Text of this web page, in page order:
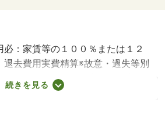
：家賃等の１００％または１２
去費用実費精算※故意・過失等別
ヶ月５５０円（税込）、鍵交換
０円（税込）、退去時清掃費：５２
続きを見る